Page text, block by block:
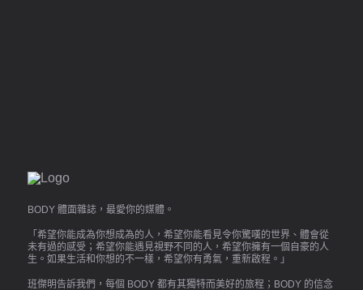
BODY 體面雜誌，最愛你的媒體。
「希望你能成為你想成為的人，希望你能看見令你驚嘆的世界、體會從
未有過的感受；希望你能遇見視野不同的人，希望你擁有一個自豪的人
生。如果生活和你想的不一樣，希望你有勇氣，重新啟程。」
班傑明告訴我們，每個 BODY 都有其獨特而美好的旅程；BODY 的信念